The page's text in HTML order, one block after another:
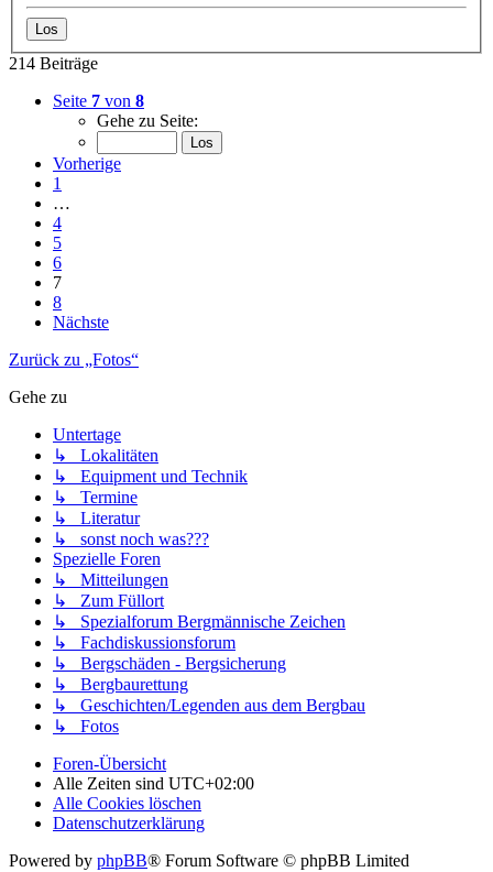
214 Beiträge
Seite 7 von 8
Gehe zu Seite:
Vorherige
1
…
4
5
6
7
8
Nächste
Zurück zu „Fotos“
Gehe zu
Untertage
↳ Lokalitäten
↳ Equipment und Technik
↳ Termine
↳ Literatur
↳ sonst noch was???
Spezielle Foren
↳ Mitteilungen
↳ Zum Füllort
↳ Spezialforum Bergmännische Zeichen
↳ Fachdiskussionsforum
↳ Bergschäden - Bergsicherung
↳ Bergbaurettung
↳ Geschichten/Legenden aus dem Bergbau
↳ Fotos
Foren-Übersicht
Alle Zeiten sind UTC+02:00
Alle Cookies löschen
Datenschutzerklärung
Powered by phpBB® Forum Software © phpBB Limited